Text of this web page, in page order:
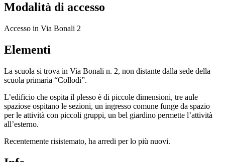
Modalità di accesso
Accesso in Via Bonali 2
Elementi
La scuola si trova in Via Bonali n. 2, non distante dalla sede della
scuola primaria “Collodi”.
L’edificio che ospita il plesso è di piccole dimensioni, tre aule
spaziose ospitano le sezioni, un ingresso comune funge da spazio
per le attività con piccoli gruppi, un bel giardino permette l’attività
all’esterno.
Recentemente risistemato, ha arredi per lo più nuovi.